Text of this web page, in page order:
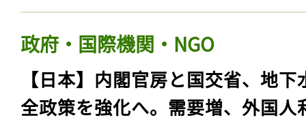
政府・国際機関・NGO
【日本】内閣官房と国交省、地下
全政策を強化へ。需要増、外国人